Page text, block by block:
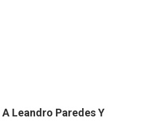
Leandro Paredes Y